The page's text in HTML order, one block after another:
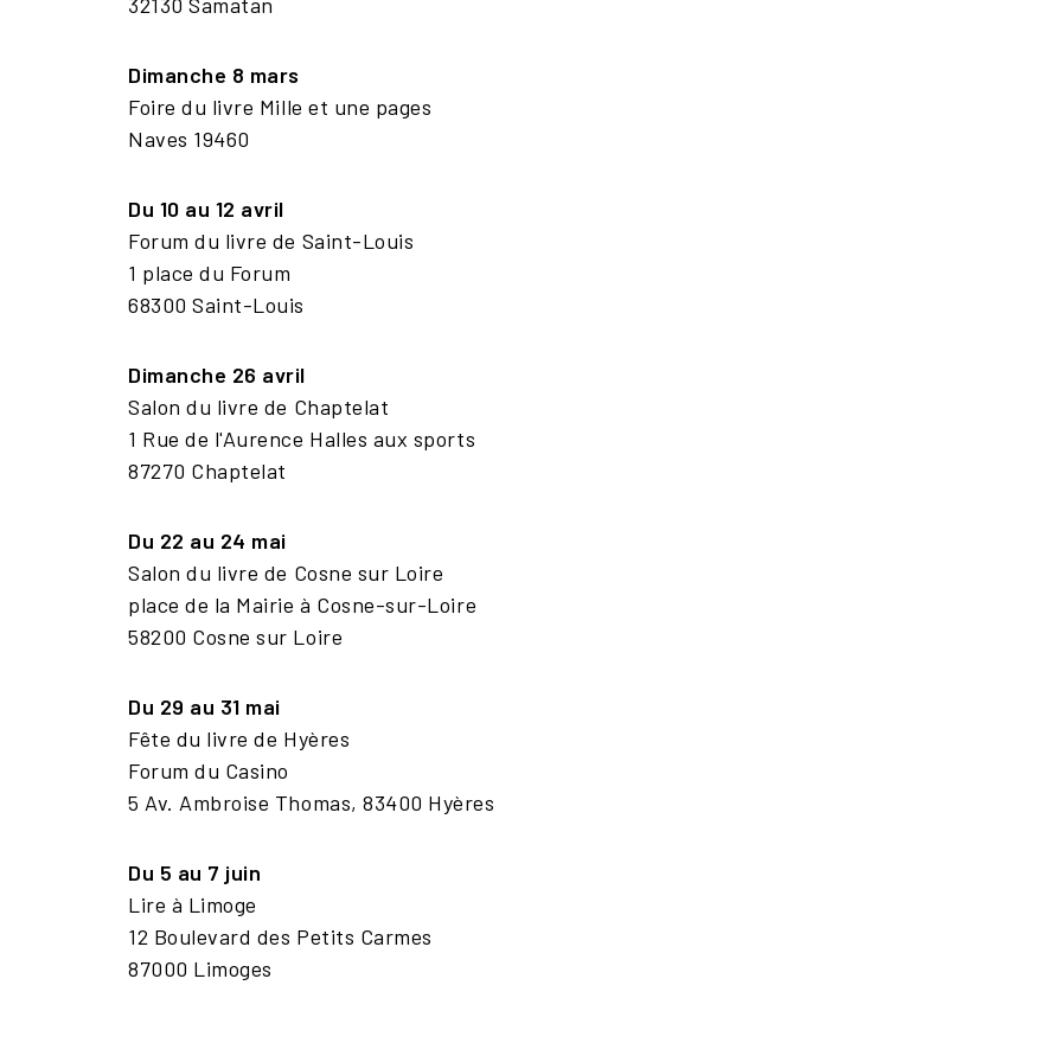
Dimanche 8 mars
Foire du livre Mille et une pages
Naves 19460
Du 10 au 12 avril
Forum du livre de Saint-Louis
1 place du Forum
68300 Saint-Louis
Dimanche 26 avril
Salon du livre de Chaptelat
1 Rue de l'Aurence Halles aux sports
87270 Chaptelat
Du 22 au 24 mai
Salon du livre de Cosne sur Loire
place de la Mairie à Cosne-sur-Loire
58200 Cosne sur Loire
Du 29 au 31 mai
Fête du livre de Hyères
Forum du Casino
5 Av. Ambroise Thomas, 83400 Hyères
Du 5 au 7 juin
Lire à Limoge
12 Boulevard des Petits Carmes
87000 Limoges